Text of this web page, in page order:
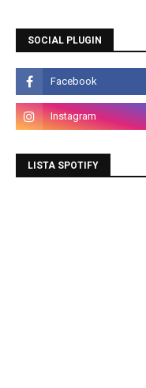
SOCIAL PLUGIN
LISTA SPOTIFY